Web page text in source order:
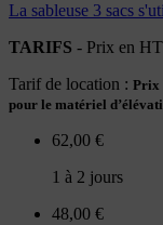
La sableuse 3 sacs
TARIFS - Prix en
Tarif de location : Prix
pour le matériel
62,00 €
1 à 2 jours
48,00 €